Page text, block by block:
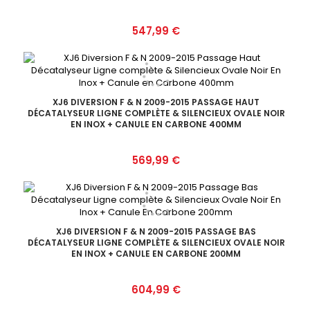
Prix
547,99 €
XJ6 DIVERSION F & N 2009-2015 PASSAGE HAUT
DÉCATALYSEUR LIGNE COMPLÈTE & SILENCIEUX OVALE NOIR
EN INOX + CANULE EN CARBONE 400MM
Prix
569,99 €
XJ6 DIVERSION F & N 2009-2015 PASSAGE BAS
DÉCATALYSEUR LIGNE COMPLÈTE & SILENCIEUX OVALE NOIR
EN INOX + CANULE EN CARBONE 200MM
Prix
604,99 €